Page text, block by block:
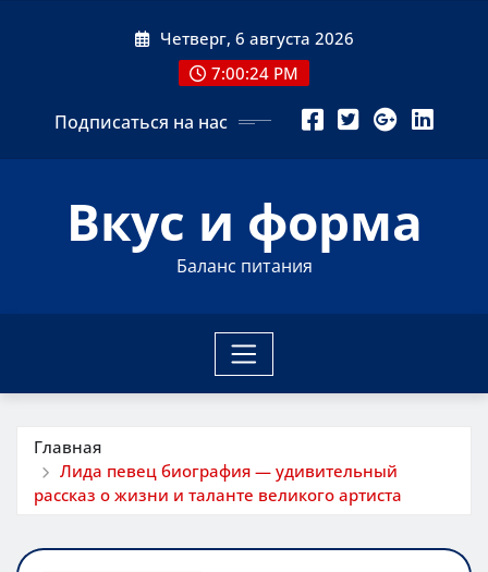
Четверг, 6 августа 2026
7:00:25 PM
Подписаться на нас
Вкус и форма
Баланс питания
Главная
Лида певец биография — удивительный
рассказ о жизни и таланте великого артиста